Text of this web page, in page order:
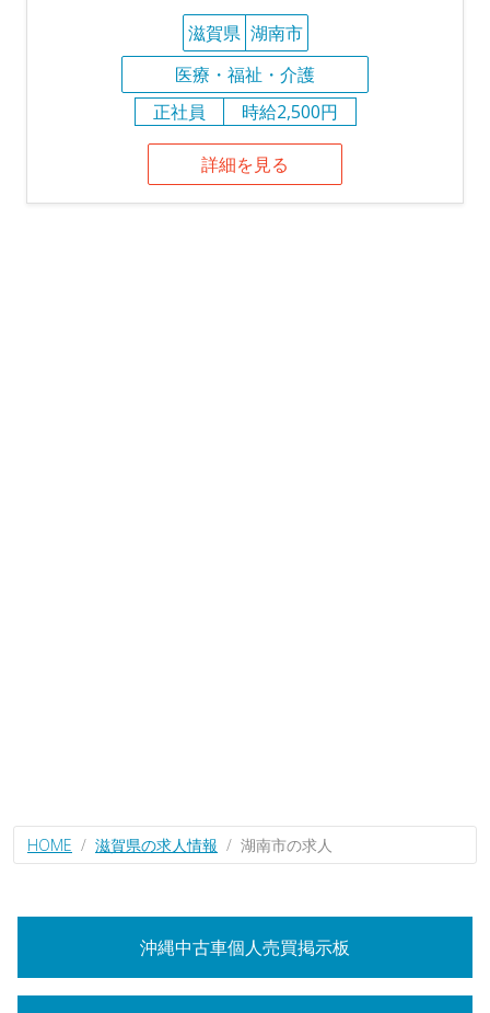
滋賀県 湖南市
医療・福祉・介護
正社員
時給2,500円
詳細を見る
HOME 滋賀県の求人情報 湖南市の求人
沖縄中古車個人売買掲示板